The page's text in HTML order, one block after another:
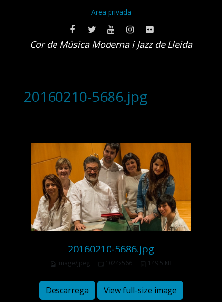
Area privada
Cor de Música Moderna i Jazz de Lleida
20160210-5686.jpg
20160210-5686.jpg
image/jpeg 1024x566 149.5 KB
Descarrega View full-size image